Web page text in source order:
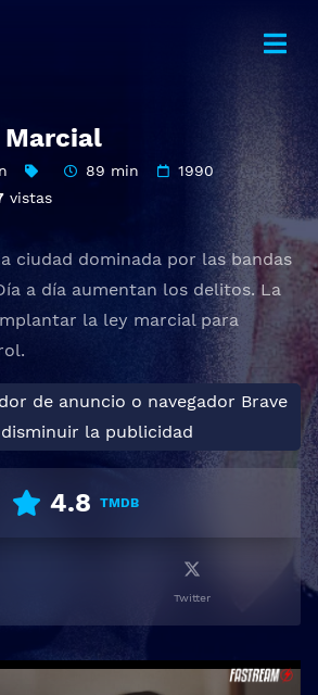
Marcial
89 min
1990
vistas
ciudad dominada por las bandas
a día aumentan los delitos. La
la ley marcial para
de anuncio o navegador Brave
la publicidad
4.8 TMDB
Twitter